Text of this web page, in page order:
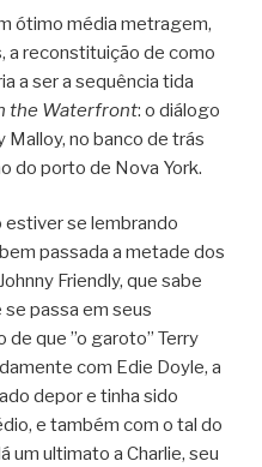
ótimo média metragem,
a reconstituição de como
a ser a sequência tida
the Waterfront: o diálogo
Malloy, no banco de trás
do porto de Nova York.
estiver se lembrando
passada a metade dos
Friendly, que sabe
passa em seus
de que ”o garoto” Terry
com Edie Doyle, a
depor e tinha sido
e também com o tal do
um ultimato a Charlie, seu